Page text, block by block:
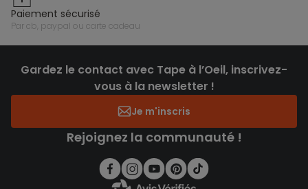
paiement sécurisé
par cb, paypal ou carte cadeau
Gardez le contact avec Tape à l’Oeil, inscrivez-
vous à la newsletter !
Je m'inscris
Rejoignez la communauté !